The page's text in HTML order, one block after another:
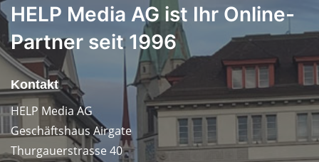
HELP Media AG ist Ihr Online-
Partner seit 1996
Kontakt
HELP Media AG
Geschäftshaus Airgate
Thurgauerstrasse 40